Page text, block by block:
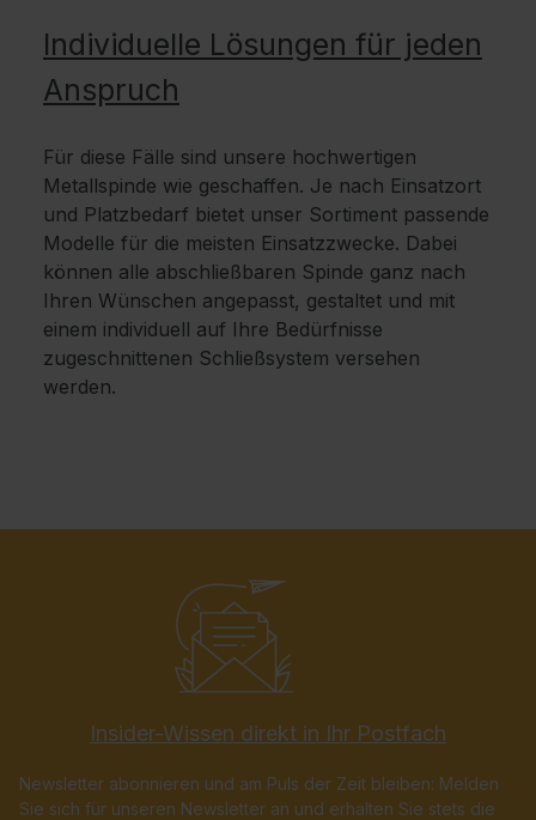
Individuelle Lösungen für jeden
Anspruch
Für diese Fälle sind unsere hochwertigen
Metallspinde wie geschaffen. Je nach Einsatzort
und Platzbedarf bietet unser Sortiment passende
Modelle für die meisten Einsatzzwecke. Dabei
können alle abschließbaren Spinde ganz nach
Ihren Wünschen angepasst, gestaltet und mit
einem individuell auf Ihre Bedürfnisse
zugeschnittenen Schließsystem versehen
werden.
Insider-Wissen direkt in Ihr Postfach
Newsletter abonnieren und am Puls der Zeit bleiben: Melden
Sie sich für unseren Newsletter an und erhalten Sie stets die